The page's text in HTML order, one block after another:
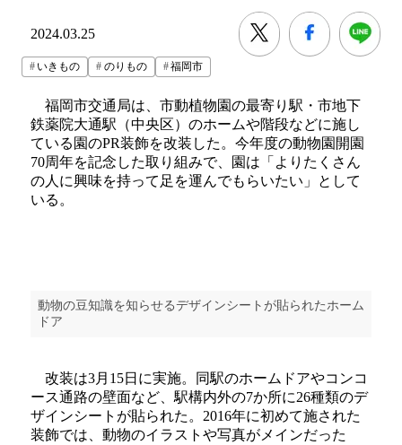
2024.03.25
いきもの のりもの 福岡市
福岡市交通局は、市動植物園の最寄り駅・市地下
鉄薬院大通駅（中央区）のホームや階段などに施し
ている園のPR装飾を改装した。今年度の動物園開園
70周年を記念した取り組みで、園は「よりたくさん
の人に興味を持って足を運んでもらいたい」として
いる。
動物の豆知識を知らせるデザインシートが貼られたホーム
ドア
改装は3月15日に実施。同駅のホームドアやコンコ
ース通路の壁面など、駅構内外の7か所に26種類のデ
ザインシートが貼られた。2016年に初めて施された
装飾では、動物のイラストや写真がメインだった